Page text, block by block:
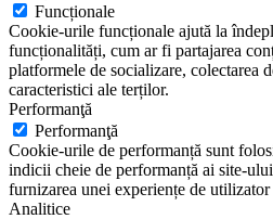
Funcționale
Cookie-urile funcționale ajută la
funcționalități, cum ar fi partajarea
platformele de socializare, colectarea
caracteristici ale terților.
Performanţă
Performanţă
Cookie-urile de performanță sunt
indicii cheie de performanță ai site-
furnizarea unei experiențe de
Analitice